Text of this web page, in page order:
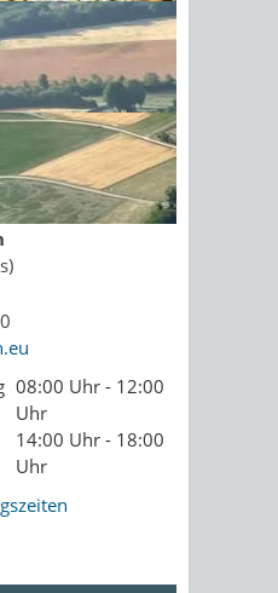
PDF drucken
08:00 Uhr - 12:00
Uhr
14:00 Uhr - 18:00
Uhr